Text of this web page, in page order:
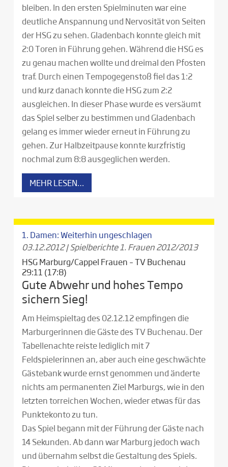
bleiben. In den ersten Spielminuten war eine
deutliche Anspannung und Nervosität von Seiten
der HSG zu sehen. Gladenbach konnte gleich mit
2:0 Toren in Führung gehen. Während die HSG es
zu genau machen wollte und dreimal den Pfosten
traf. Durch einen Tempogegenstoß fiel das 1:2
und kurz danach konnte die HSG zum 2:2
ausgleichen. In dieser Phase wurde es versäumt
das Spiel selber zu bestimmen und Gladenbach
gelang es immer wieder erneut in Führung zu
gehen. Zur Halbzeitpause konnte kurzfristig
nochmal zum 8:8 ausgeglichen werden.
MEHR LESEN…
1. Damen: Weiterhin ungeschlagen
03.12.2012|Spielberichte 1. Frauen 2012/2013
HSG Marburg/Cappel Frauen – TV Buchenau
29:11 (17:8)
Gute Abwehr und hohes Tempo
sichern Sieg!
Am Heimspieltag des 02.12.12 empfingen die
Marburgerinnen die Gäste des TV Buchenau. Der
Tabellenachte reiste lediglich mit 7
Feldspielerinnen an, aber auch eine geschwächte
Gästebank wurde ernst genommen und änderte
nichts am permanenten Ziel Marburgs, wie in den
letzten torreichen Wochen, wieder etwas für das
Punktekonto zu tun.
Das Spiel begann mit der Führung der Gäste nach
14 Sekunden. Ab dann war Marburg jedoch wach
und übernahm selbst die Gestaltung des Spiels.